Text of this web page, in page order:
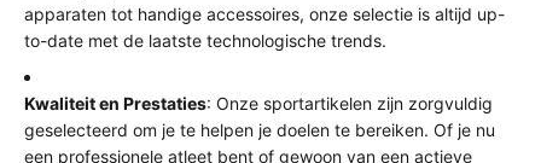
apparaten tot handige accessoires, onze selectie is altijd up-
to-date met de laatste technologische trends.
Kwaliteit en Prestaties: Onze sportartikelen zijn zorgvuldig
geselecteerd om je te helpen je doelen te bereiken. Of je nu
een professionele atleet bent of gewoon van een actieve